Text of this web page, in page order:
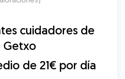
cuidadores de
Getxo
de 21€ por día